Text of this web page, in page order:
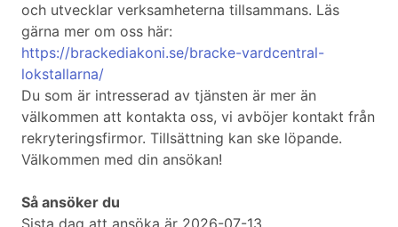
och utvecklar verksamheterna tillsammans. Läs
gärna mer om oss här:
https://brackediakoni.se/bracke-vardcentral-
lokstallarna/
Du som är intresserad av tjänsten är mer än
välkommen att kontakta oss, vi avböjer kontakt från
rekryteringsfirmor. Tillsättning kan ske löpande.
Välkommen med din ansökan!
Så ansöker du